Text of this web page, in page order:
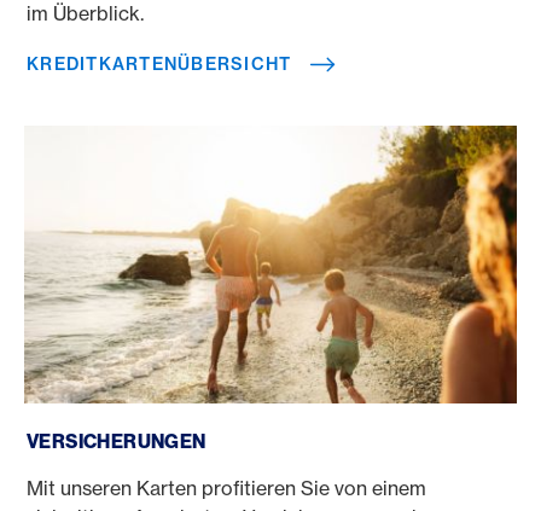
im Überblick.
KREDITKARTENÜBERSICHT
VERSICHERUNGEN
Mit unseren Karten profitieren Sie von einem